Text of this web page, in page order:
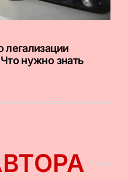
легализации
нужно знать